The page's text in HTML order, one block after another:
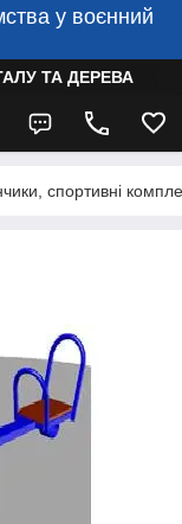
у воєнний
ТА ДЕРЕВА
спортивні